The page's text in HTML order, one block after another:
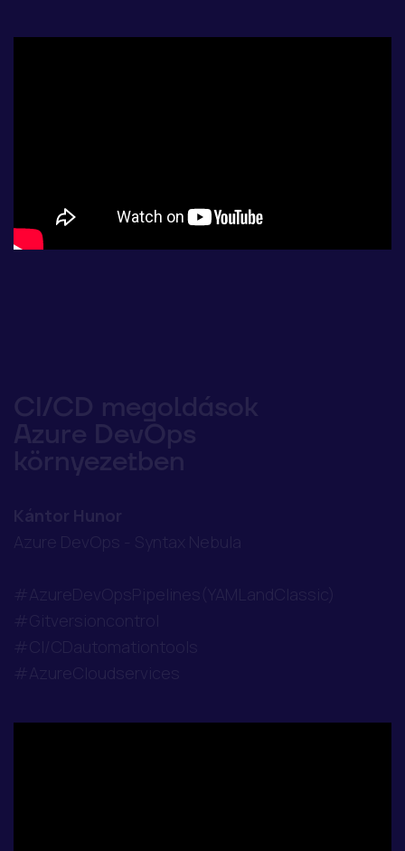
CI/CD megoldások
Azure DevOps
környezetben
Kántor Hunor
Azure DevOps - Syntax Nebula
#AzureDevOpsPipelines(YAMLandClassic)
#Gitversioncontrol
#CI/CDautomationtools
#AzureCloudservices